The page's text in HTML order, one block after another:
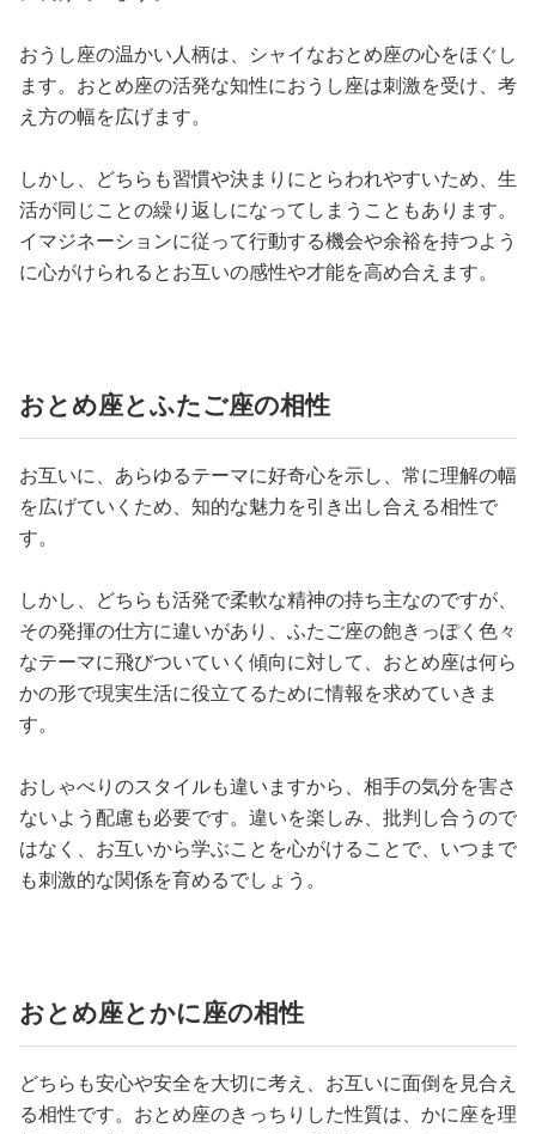
おうし座の温かい人柄は、シャイなおとめ座の心をほぐし
ます。おとめ座の活発な知性におうし座は刺激を受け、考
え方の幅を広げます。
しかし、どちらも習慣や決まりにとらわれやすいため、生
活が同じことの繰り返しになってしまうこともあります。
イマジネーションに従って行動する機会や余裕を持つよう
に心がけられるとお互いの感性や才能を高め合えます。
おとめ座とふたご座の相性
お互いに、あらゆるテーマに好奇心を示し、常に理解の幅
を広げていくため、知的な魅力を引き出し合える相性で
す。
しかし、どちらも活発で柔軟な精神の持ち主なのですが、
その発揮の仕方に違いがあり、ふたご座の飽きっぽく色々
なテーマに飛びついていく傾向に対して、おとめ座は何ら
かの形で現実生活に役立てるために情報を求めていきま
す。
おしゃべりのスタイルも違いますから、相手の気分を害さ
ないよう配慮も必要です。違いを楽しみ、批判し合うので
はなく、お互いから学ぶことを心がけることで、いつまで
も刺激的な関係を育めるでしょう。
おとめ座とかに座の相性
どちらも安心や安全を大切に考え、お互いに面倒を見合え
る相性です。おとめ座のきっちりした性質は、かに座を理